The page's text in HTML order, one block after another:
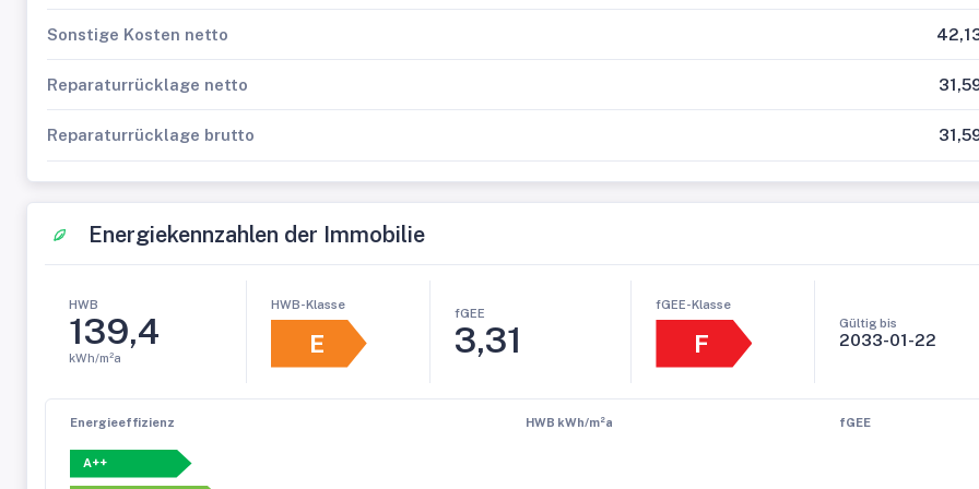
Sonstige Kosten netto
Reparaturrücklage netto
Reparaturrücklage brutto
Energiekennzahlen der Immobilie
HWB
139,4
kWh/m²a
HWB-Klasse
E
fGEE
3,31
fGEE-Klasse
F
Gültig bis
2033-01-22
Energieeffizienz HWB kWh/m²a fGEE
A++